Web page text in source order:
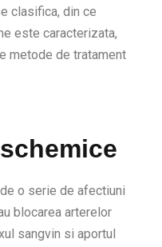
clasifica, din ce
este caracterizata,
metode de tratament
o serie de afectiuni
blocarea arterelor
sangvin si aportul